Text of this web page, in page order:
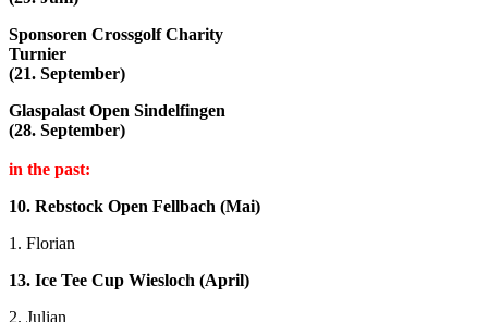
Sponsoren Crossgolf Charity
Turnier
(21. September)
Glaspalast Open Sindelfingen
(28. September)
in the past:
10. Rebstock Open Fellbach (Mai)
1. Florian
13. Ice Tee Cup Wiesloch (April)
2. Julian